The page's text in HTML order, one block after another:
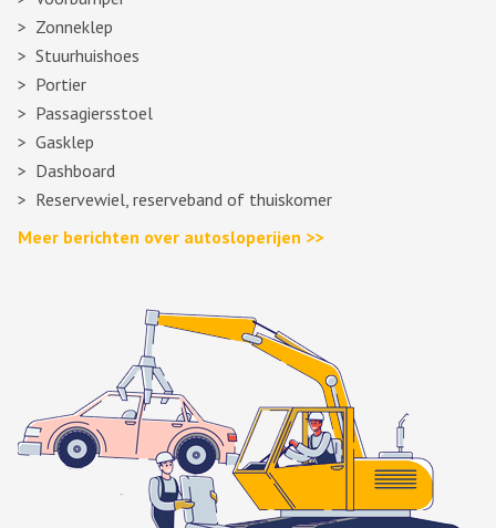
Zonneklep
Stuurhuishoes
Portier
Passagiersstoel
Gasklep
Dashboard
Reservewiel, reserveband of thuiskomer
Meer berichten over autosloperijen >>